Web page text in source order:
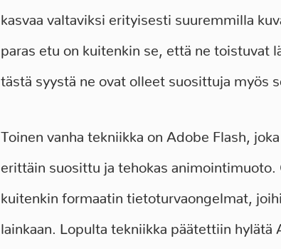
kasvaa valtaviksi erityisesti suuremmilla
paras etu on kuitenkin se, että ne toistuvat
tästä syystä ne ovat olleet suosittuja myös
Toinen vanha tekniikka on Adobe Flash,
erittäin suosittu ja tehokas
kuitenkin formaatin tietoturvaongelmat,
lainkaan. Lopulta tekniikka päätettiin hylätä